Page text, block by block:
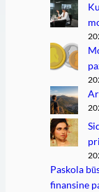
Paskola
finansine